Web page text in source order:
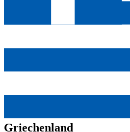
Griechenland